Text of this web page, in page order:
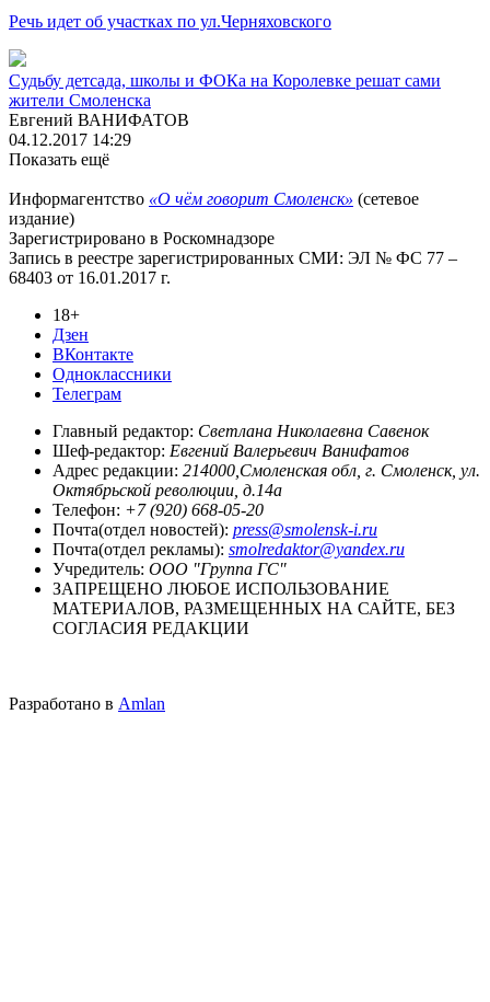
Речь идет об участках по ул.Черняховского
Судьбу детсада, школы и ФОКа на Королевке решат сами
жители Смоленска
Евгений ВАНИФАТОВ
04.12.2017 14:29
Показать ещё
Информагентство «О чём говорит Смоленск» (сетевое
издание)
Зарегистрировано в Роскомнадзоре
Запись в реестре зарегистрированных СМИ: ЭЛ № ФС 77 –
68403 от 16.01.2017 г.
18+
Дзен
ВКонтакте
Одноклассники
Телеграм
Главный редактор: Светлана Николаевна Савенок
Шеф-редактор: Евгений Валерьевич Ванифатов
Адрес редакции: 214000,Смоленская обл, г. Смоленск, ул.
Октябрьской революции, д.14а
Телефон: +7 (920) 668-05-20
Почта(отдел новостей): press@smolensk-i.ru
Почта(отдел рекламы): smolredaktor@yandex.ru
Учредитель: ООО "Группа ГС"
ЗАПРЕЩЕНО ЛЮБОЕ ИСПОЛЬЗОВАНИЕ
МАТЕРИАЛОВ, РАЗМЕЩЕННЫХ НА САЙТЕ, БЕЗ
СОГЛАСИЯ РЕДАКЦИИ
Разработано в Amlan